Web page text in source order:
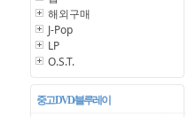
해외구매
J-Pop
LP
O.S.T.
중고 DVD/블루레이